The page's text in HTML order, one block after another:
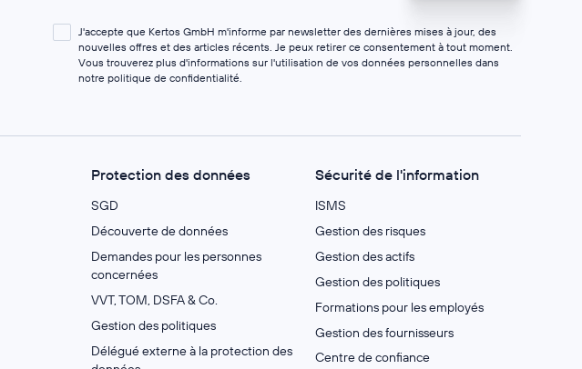
J'accepte que Kertos GmbH m'informe par newsletter des dernières mises à jour, des
nouvelles offres et des articles récents. Je peux retirer ce consentement à tout moment.
Vous trouverez plus d'informations sur l'utilisation de vos données personnelles dans
notre politique de confidentialité
Protection des données
SGD
Découverte de données
Demandes pour les personnes
concernées
VVT, TOM, DSFA & Co.
Gestion des politiques
Délégué externe à la protection des
Sécurité de l'information
ISMS
Gestion des risques
Gestion des actifs
Gestion des politiques
Formations pour les employés
Gestion des fournisseurs
Centre de confiance